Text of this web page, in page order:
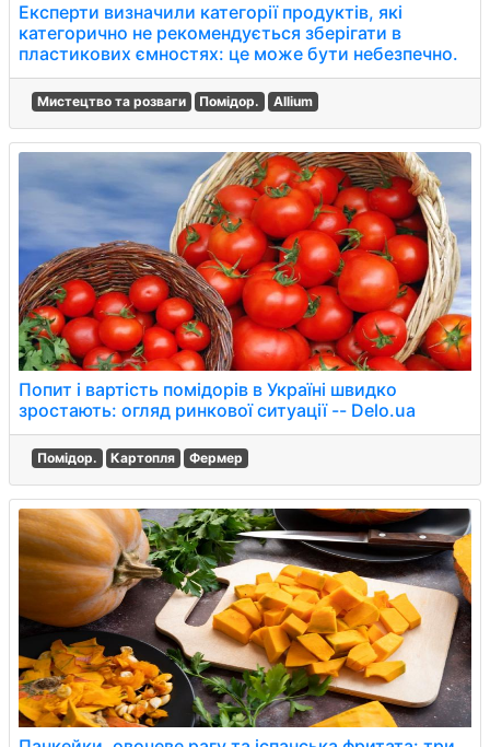
Експерти визначили категорії продуктів, які
категорично не рекомендується зберігати в
пластикових ємностях: це може бути небезпечно.
Мистецтво та розваги Помідор. Allium
Попит і вартість помідорів в Україні швидко
зростають: огляд ринкової ситуації -- Delo.ua
Помідор. Картопля Фермер